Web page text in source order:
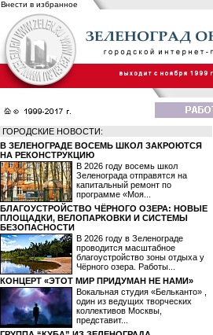
Внести в избранное
ГОРОДСКИЕ НОВОСТИ:
В ЗЕЛЕНОГРАДЕ ВОСЕМЬ ШКОЛ ЗАКРОЮТСЯ
НА РЕКОНСТРУКЦИЮ
В 2026 году восемь школ
Зеленограда отправятся на
капитальный ремонт по
программе «Моя...
БЛАГОУСТРОЙСТВО ЧЁРНОГО ОЗЕРА: НОВЫЕ
ПЛОЩАДКИ, ВЕЛОПАРКОВКИ И СИСТЕМЫ
БЕЗОПАСНОСТИ
В 2026 году в Зеленограде
проводится масштабное
благоустройство зоны отдыха у
Чёрного озера. Работы...
КОНЦЕРТ «ЭТОТ МИР ПРИДУМАН НЕ НАМИ»
Вокальная студия «Бельканто» ,
один из ведущих творческих
коллективов Москвы,
представит...